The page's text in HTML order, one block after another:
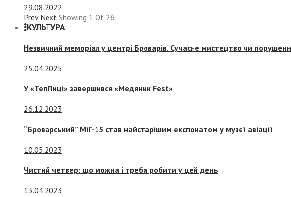
29.08.2022
Prev Next Showing 1 Of 26
КУЛЬТУРА
Незвичний меморіал у центрі Броварів. Сучасне мистецтво чи
25.04.2025
У «ТепЛиці» завершився «Медяник Fest»
26.12.2023
“Броварський” МіГ-15 став найстарішим експонатом у музеї авіації
10.05.2023
Чистий четвер: що можна і треба робити у цей день
13.04.2023